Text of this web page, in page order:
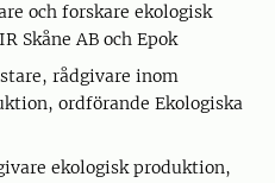
och forskare ekologisk
Skåne AB och Epok
rådgivare inom
ordförande Ekologiska
ekologisk produktion,